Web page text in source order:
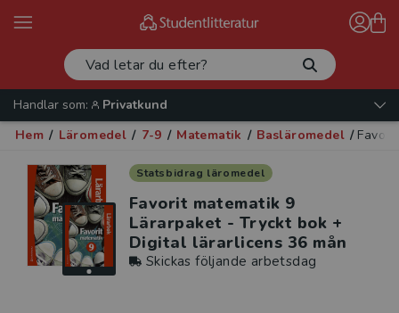
Handlar som:
Privatkund
Hem / Läromedel / 7-9 / Matematik / Basläromedel /
Statsbidrag läromedel
Favorit matematik 9
Lärarpaket - Tryckt bok +
Digital lärarlicens 36 mån
Skickas följande arbetsdag